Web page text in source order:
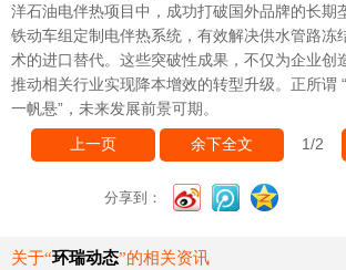
洋石油电伴热项目中，成功打破国外品牌的长期
铁动车组定制电伴热系统，有效解决供水管路冻
术的进口替代。这些突破性成果，不仅为企业创
推动相关行业实现降本增效的转型升级。正所谓
一帆悬”，未来发展前景可期。
上一页 余下全文 1/2
分享到：
关于“环瑞动态”的相关资讯